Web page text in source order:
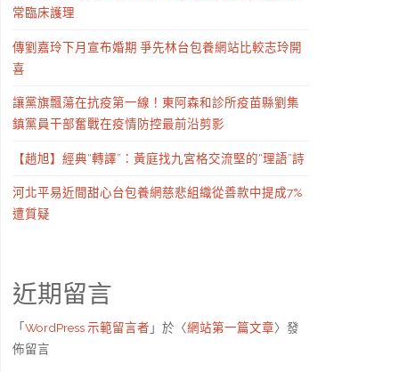
常臨床護理
傳劉嘉玲下月宣布婚期 爭先林台包養網站比較志玲開
喜
讓黨旗飄蕩在抗疫第一線！東阿森和診所疫苗縣劉集
鎮黨員干部奮戰在疫情防控最前沿剪影
【趙旭】經典“轉譯”：黃庭找九宮格交流堅的“理語”詩
河北平易近間甜心台包養網慈悲組織從善款中提成7%
遭質疑
近期留言
「WordPress 示範留言者 」於〈網站第一篇文章〉發
佈留言